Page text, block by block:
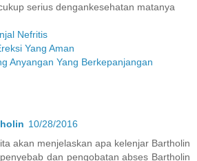
serius dengankesehatan matanya
Nefritis
Yang Aman
Anyangan Yang Berkepanjangan
10/28/2016
akan menjelaskan apa kelenjar Bartholin
dan pengobatan abses Bartholin